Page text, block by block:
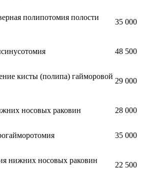
полипотомия полости
35 000
48 500
кисты (полипа) гайморовой
29 000
носовых раковин 28 000
35 000
нижних носовых раковин
22 500